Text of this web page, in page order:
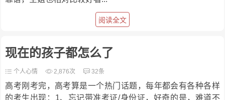
阅读全文
现在的孩子都怎么了
个人心情 2,876次 32条
高考刚考完，高考算是一个热门话题，每年都会有各种各样
的考生出现：1、忘记带准考证/身份证，好奇的是，难道不